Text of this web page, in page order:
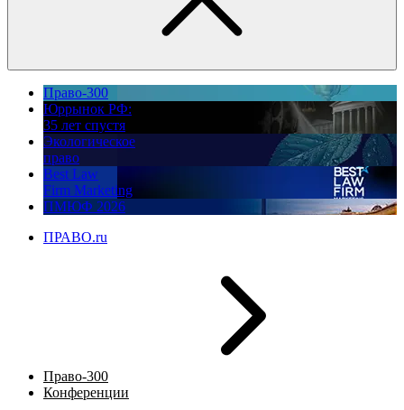
Право-300
Юррынок РФ:
35 лет спустя
Экологическое
право
Best Law
Firm Marketing
ПМЮФ 2026
ПРАВО.ru
Право-300
Конференции